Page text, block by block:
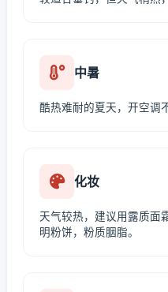
中暑
酷热难耐的夏天，开空调
化妆
天气较热，建议用露质面
明粉饼，粉质胭脂。